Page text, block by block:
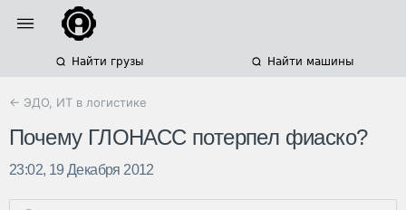
Найти грузы Найти машины
← ЭДО, ИТ в логистике
Почему ГЛОНАСС потерпел фиаско?
23:02, 19 Декабря 2012